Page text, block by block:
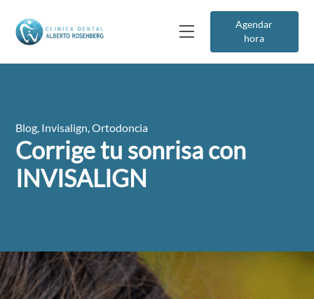
Agendar
hora
Blog Invisalign ,Ortodoncia
Corrige tu sonrisa con
INVISALIGN